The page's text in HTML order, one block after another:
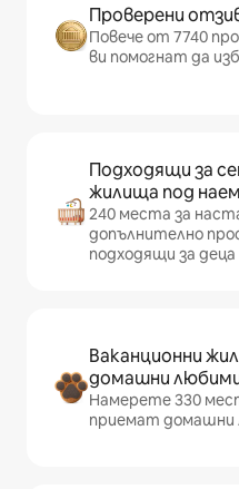
Проверени
Повече от 7740
ви помогнат да
Подходящи за
жилища под наем
240 места за
допълнително
подходящи за деца
Ваканционни
домашни
Намерете 330
приемат домашни